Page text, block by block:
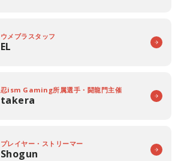
ウメブラスタッフ
EL
忍ism Gaming所属選手・闘龍門主催
takera
プレイヤー・ストリーマー
Shogun